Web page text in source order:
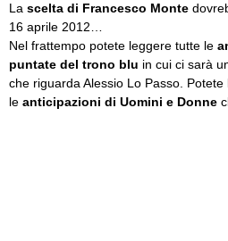
La scelta di Francesco Monte
16 aprile 2012…
Nel frattempo potete leggere tutte le
puntate del trono blu in cui ci sarà
che riguarda Alessio Lo Passo.
le anticipazioni di Uomini e Donne